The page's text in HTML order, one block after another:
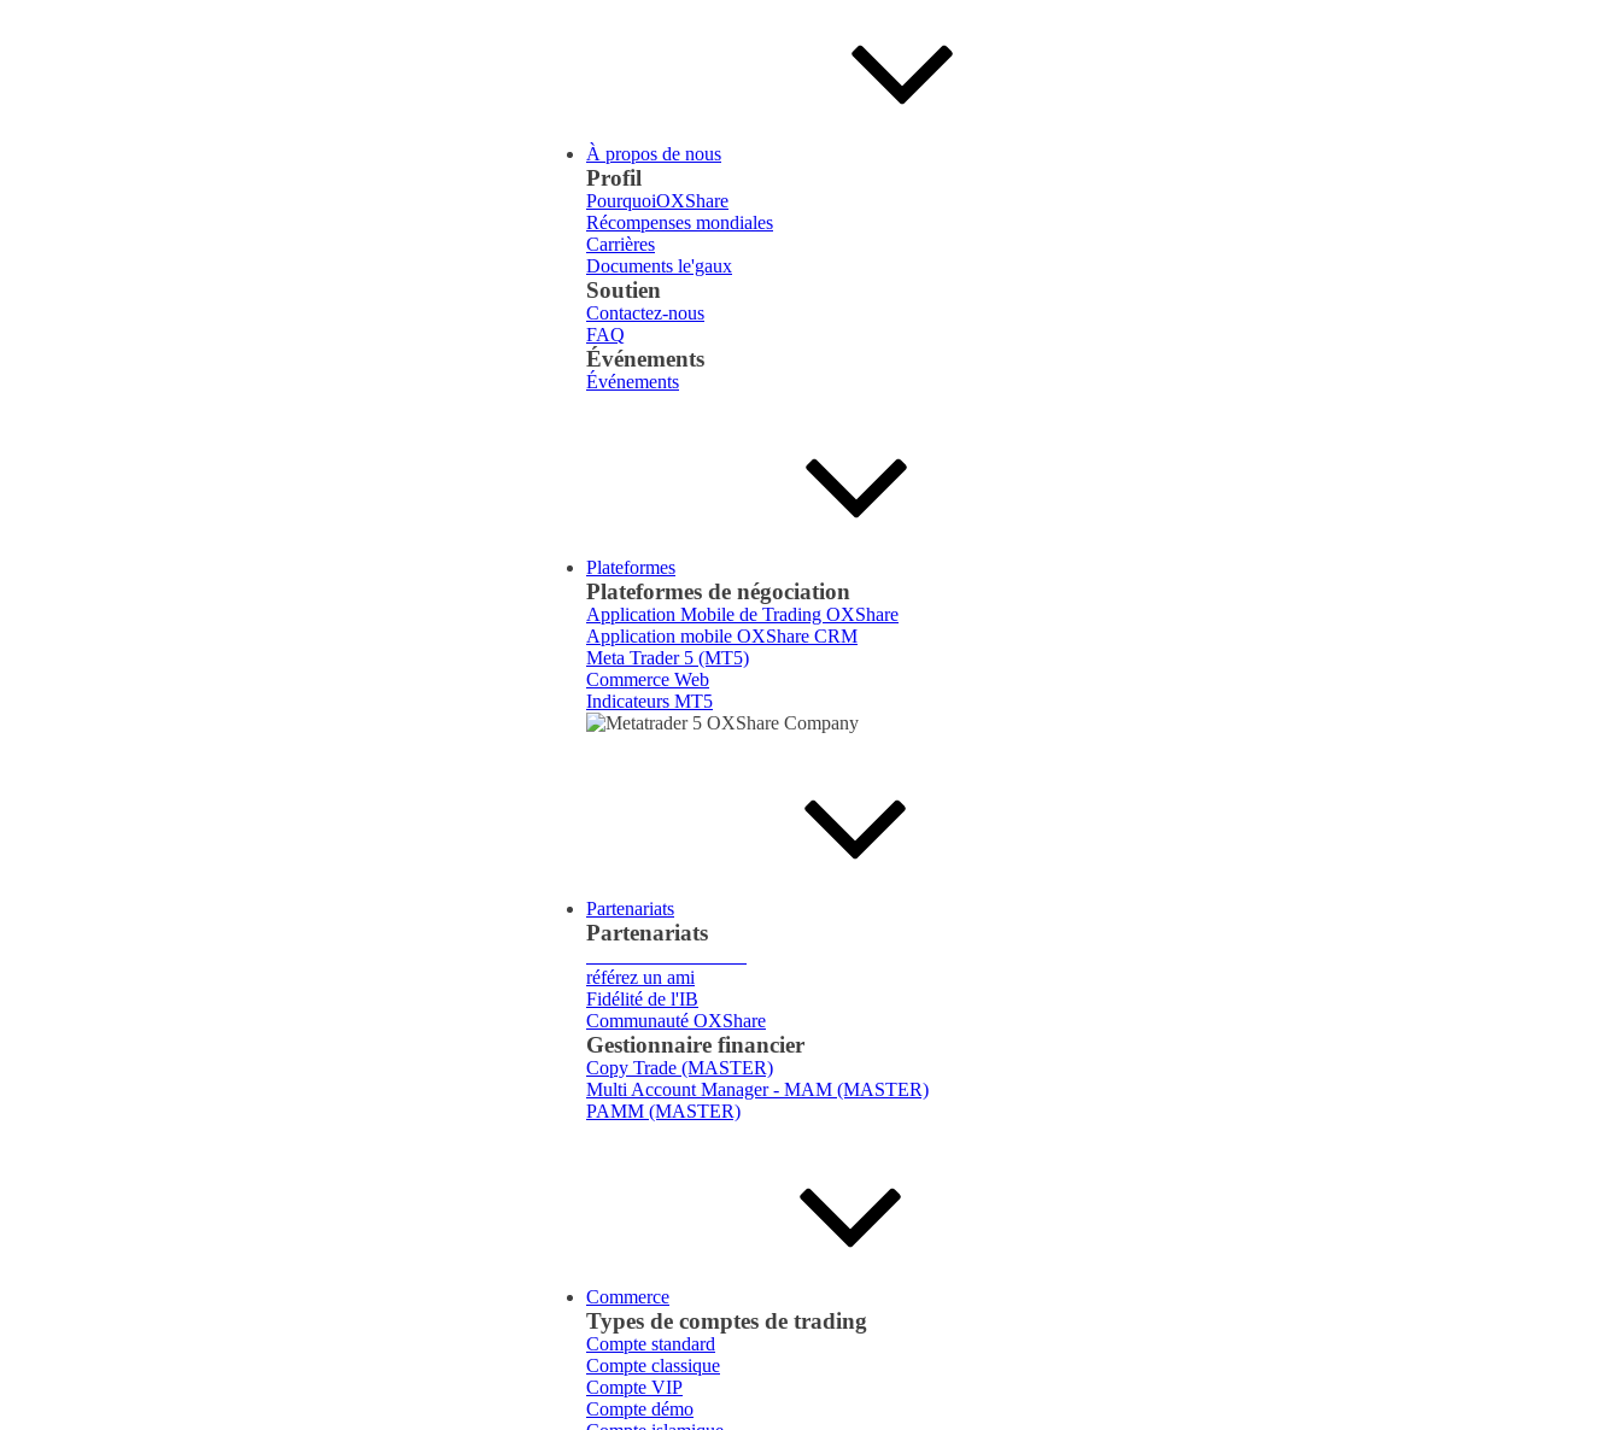
À propos de nous
Profil
PourquoiOXShare
Récompenses mondiales
Carrières
Documents le'gaux
Soutien
Contactez-nous
FAQ
Événements
Événements
Plateformes
Plateformes de négociation
Application Mobile de Trading OXShare
Application mobile OXShare CRM
Meta Trader 5 (MT5)
Commerce Web
Indicateurs MT5
Partenariats
Partenariats
référez un ami
Fidélité de l'IB
Communauté OXShare
Gestionnaire financier
Copy Trade (MASTER)
Multi Account Manager - MAM (MASTER)
PAMM (MASTER)
Commerce
Types de comptes de trading
Compte standard
Compte classique
Compte VIP
Compte démo